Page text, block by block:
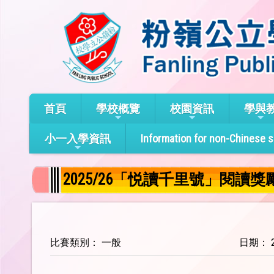
首頁 學校概覽 校園資訊 學與
小一入學資訊 Information for non-Chinese
2025/26「悦讀千里號」閱讀獎
比賽類別： 一般 日期：